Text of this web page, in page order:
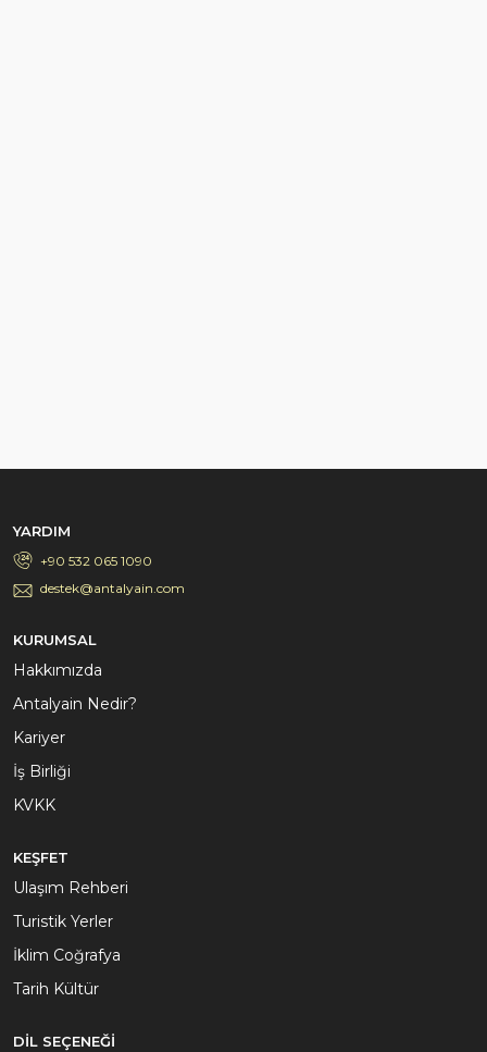
YARDIM
+90 532 065 1090
destek@antalyain.com
KURUMSAL
Hakkımızda
Antalyain Nedir?
Kariyer
İş Birliği
KVKK
KEŞFET
Ulaşım Rehberi
Turistik Yerler
İklim Coğrafya
Tarih Kültür
DİL SEÇENEĞİ